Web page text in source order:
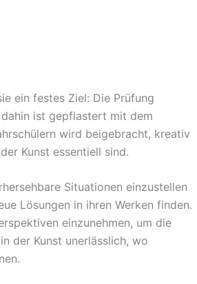
ein festes Ziel: Die Prüfung
dahin ist gepflastert mit dem
wird beigebracht, kreativ
Kunst essentiell sind.
Situationen einzustellen
Lösungen in ihren Werken finden.
einzunehmen, um die
der Kunst unerlässlich, wo